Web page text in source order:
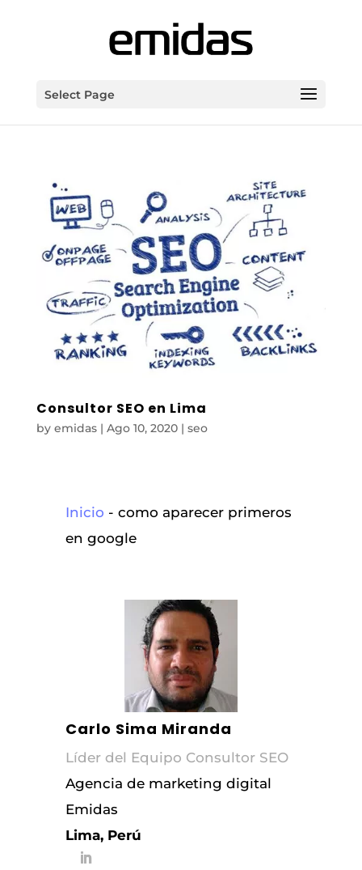
Select Page
Consultor SEO en Lima
by emidas| Ago 10, 2020| seo
Inicio - como aparecer primeros
en google
Carlo Sima Miranda
Líder del Equipo Consultor SEO
Agencia de marketing digital
Emidas
Lima, Perú